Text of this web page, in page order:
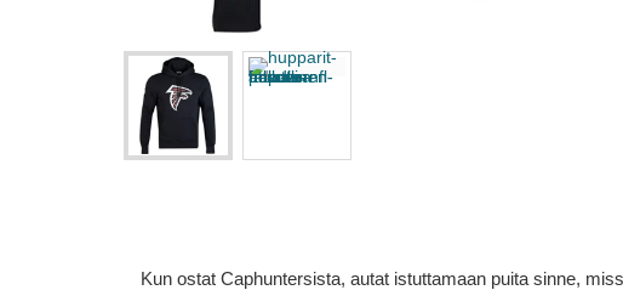
Kun ostat Caphuntersista, autat istuttamaan puita sinne,